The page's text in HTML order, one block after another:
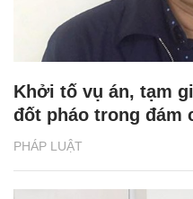
PHÁP LUẬT
Khởi tố vụ án, tạm
đốt pháo trong đám